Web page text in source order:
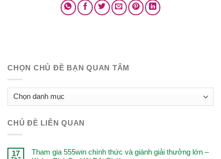
CHỌN CHỦ ĐỀ BẠN QUAN TÂM
CHỌN
BẠN
QUAN
CHỦ ĐỀ LIÊN QUAN
17
Tham gia 555win chính thức và giành giải thưởng lớn –